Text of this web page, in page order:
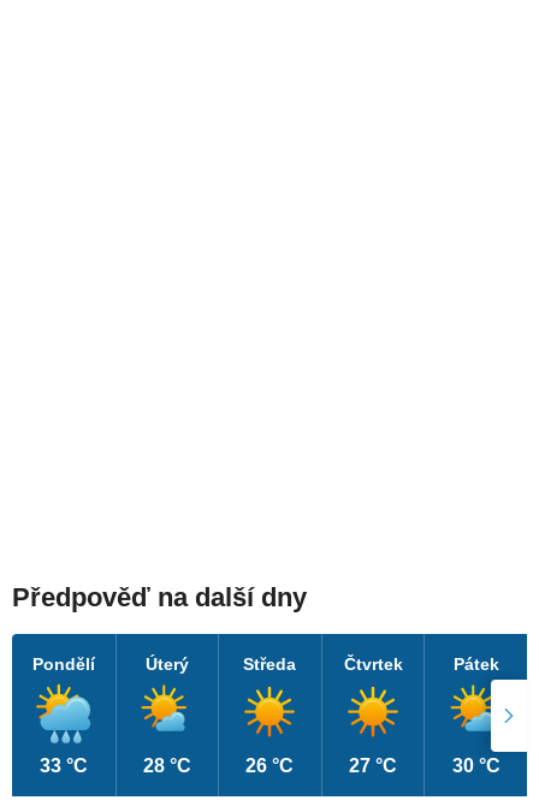
Předpověď na další dny
Pondělí
33 °C
Úterý
28 °C
Středa
26 °C
Čtvrtek
27 °C
Pátek
30 °C